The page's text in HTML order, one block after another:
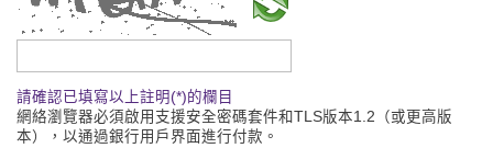
請輸入驗證碼
請確認已填寫以上註明(*)的欄目
網絡瀏覽器必須啟用支援安全密碼套件和TLS版本1.2（或更高版
本），以通過銀行用戶界面進行付款。